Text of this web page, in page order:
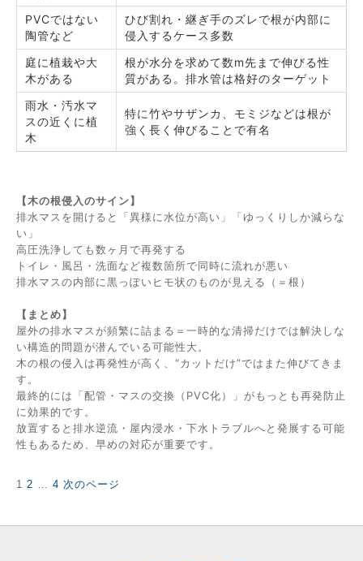
PVCではない
陶管など
ひび割れ・継ぎ手のズレで根が内部に
侵入するケース多数
庭に植栽や大
木がある
根が水分を求めて数m先まで伸びる性
質がある。排水管は格好のターゲット
雨水・汚水マ
スの近くに植
木
特に竹やサザンカ、モミジなどは根が
強く長く伸びることで有名
【木の根侵入のサイン】
排水マスを開けると「異様に水位が高い」「ゆっくりしか減らな
い」
高圧洗浄しても数ヶ月で再発する
トイレ・風呂・洗面など複数箇所で同時に流れが悪い
排水マスの内部に黒っぽいヒモ状のものが見える（＝根）
【まとめ】
屋外の排水マスが頻繁に詰まる＝一時的な清掃だけでは解決しな
い構造的問題が潜んでいる可能性大。
木の根の侵入は再発性が高く、“カットだけ”ではまた伸びてきま
す。
最終的には「配管・マスの交換（PVC化）」がもっとも再発防止
に効果的です。
放置すると排水逆流・屋内浸水・下水トラブルへと発展する可能
性もあるため、早めの対応が重要です。
投固
1 固
2 … 固
4 次のページ